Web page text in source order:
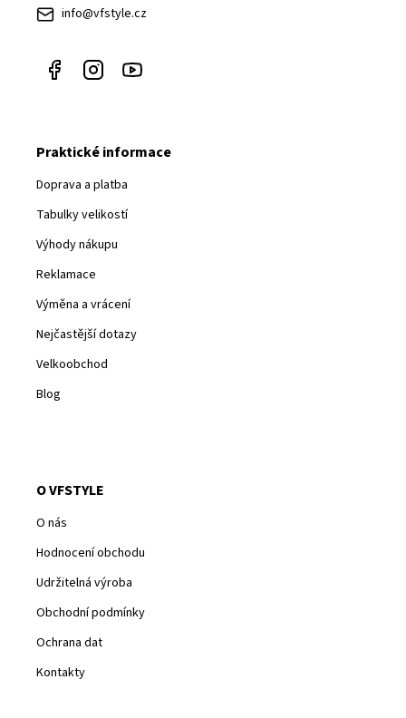
info@vfstyle.cz
Praktické informace
Doprava a platba
Tabulky velikostí
Výhody nákupu
Reklamace
Výměna a vrácení
Nejčastější dotazy
Velkoobchod
Blog
O VFSTYLE
O nás
Hodnocení obchodu
Udržitelná výroba
Obchodní podmínky
Ochrana dat
Kontakty